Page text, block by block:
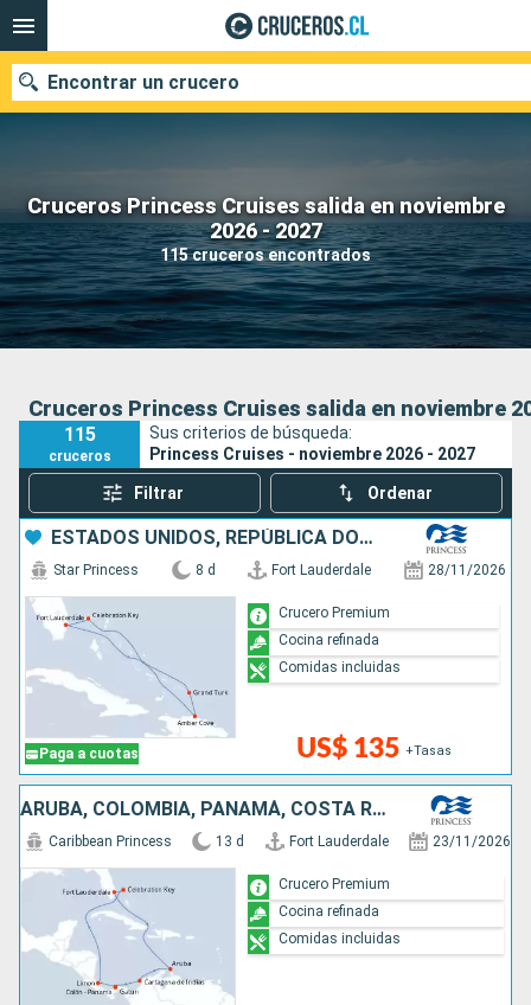
Cruceros Princess Cruises salida en noviembre
2026 - 2027
115 cruceros encontrados
Encontrar un crucero
Nuestros destinos
Fecha de salida
Puertos Compañías
Cruceros Princess Cruises salida en noviembre
115
cruceros
Sus criterios de búsqueda:
Princess Cruises - noviembre 2026 - 2027
Filtrar Ordenar
ESTADOS UNIDOS, REPÚBLICA DOMINICANA, BAHAMAS
Paga a cuotas
Star Princess 8 d Fort Lauderdale 28/11/2026
US$ 135 +Tasas
Crucero Premium
Cocina refinada
Comidas incluidas
ARUBA, COLOMBIA, PANAMÁ, COSTA RICA, BAHAMAS, ESTADOS UNIDOS
Caribbean Princess 13 d Fort Lauderdale 23/11/2026
Crucero Premium
Cocina refinada
Comidas incluidas